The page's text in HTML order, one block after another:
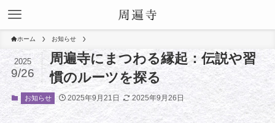
ホーム お知らせ
周遍寺にまつわる縁起：伝説や習
慣のルーツを探る
2025
9/26
お知らせ 2025年9月21日 2025年9月26日